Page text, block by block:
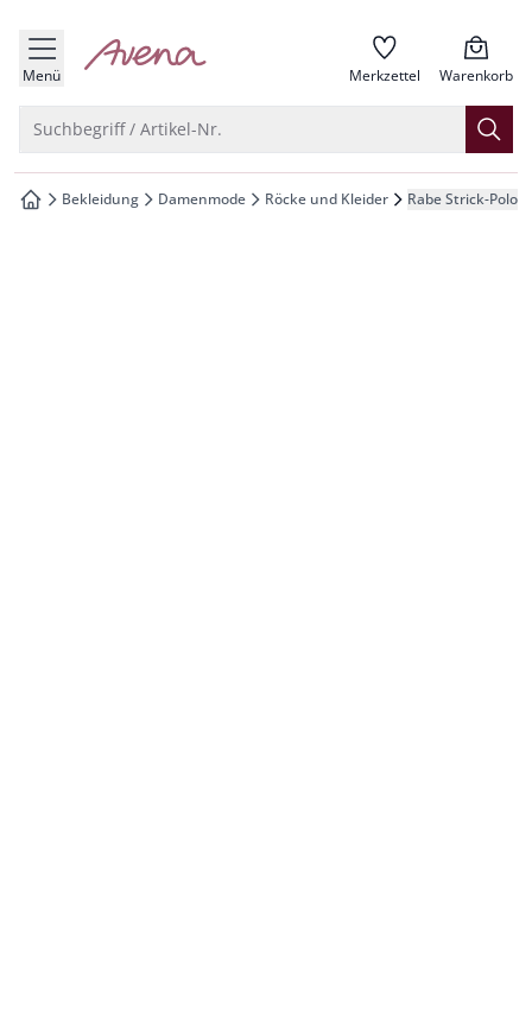
springen
springen
springen
springen
Menü zur Startseite Merkzettel Warenkorb
Suchbegriff / Artikel-Nr.
zur Startseite
Bekleidung Damenmode Röcke und Kleider Rabe Strick-Polo-